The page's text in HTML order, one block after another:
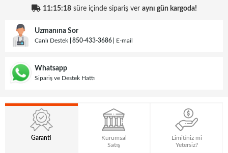
11:15:17süre içinde sipariş ver aynı gün kargoda!
Uzmanına Sor
Canlı Destek 850-433-3686 E-mail
Whatsapp
Sipariş ve Destek Hattı
Garanti
Kurumsal
Satış
Limitiniz mi
Yetersiz?